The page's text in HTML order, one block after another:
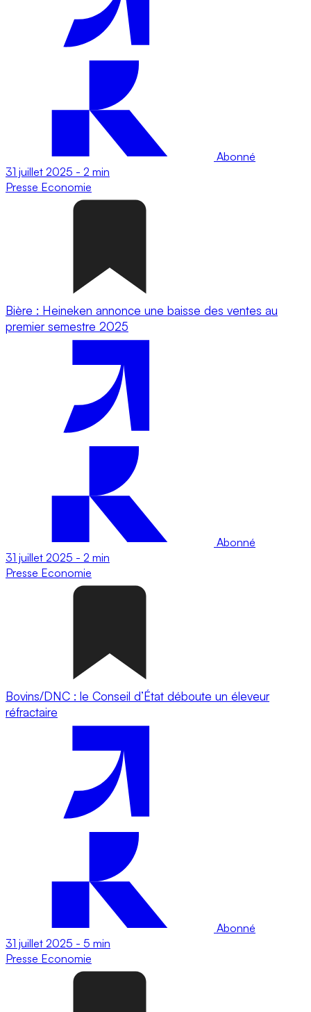
Abonné
31 juillet 2025 - 2 min
Presse Economie
Bière : Heineken annonce une baisse des ventes au
premier semestre 2025
Abonné
31 juillet 2025 - 2 min
Presse Economie
Bovins/DNC : le Conseil d’État déboute un éleveur
réfractaire
Abonné
31 juillet 2025 - 5 min
Presse Economie